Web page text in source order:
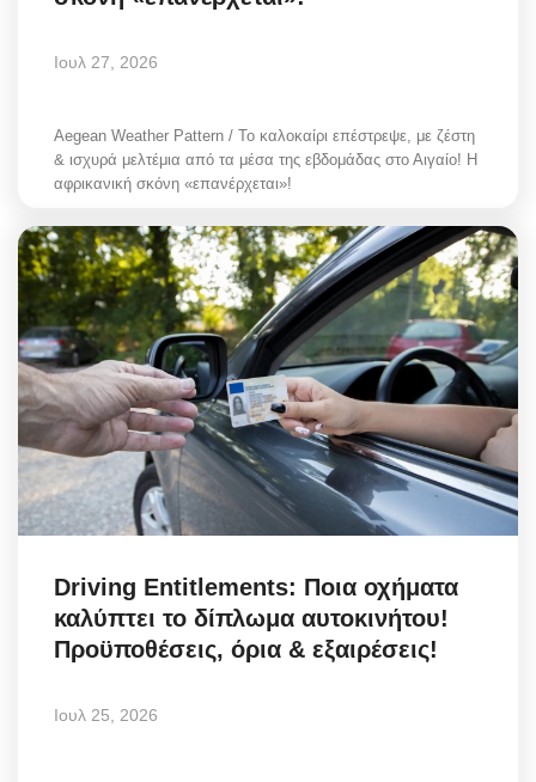
Ιουλ 27, 2026
Aegean Weather Pattern / Το καλοκαίρι επέστρεψε, με ζέστη
& ισχυρά μελτέμια από τα μέσα της εβδομάδας στο Αιγαίο! Η
αφρικανική σκόνη «επανέρχεται»!
Driving Entitlements: Ποια οχήματα
καλύπτει το δίπλωμα αυτοκινήτου!
Προϋποθέσεις, όρια & εξαιρέσεις!
Ιουλ 25, 2026